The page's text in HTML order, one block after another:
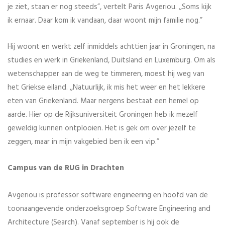
je ziet, staan er nog steeds”, vertelt Paris Avgeriou. ,,Soms kijk
ik ernaar. Daar kom ik vandaan, daar woont mijn familie nog.”
Hij woont en werkt zelf inmiddels achttien jaar in Groningen, na
studies en werk in Griekenland, Duitsland en Luxemburg. Om als
wetenschapper aan de weg te timmeren, moest hij weg van
het Griekse eiland. ,,Natuurlijk, ik mis het weer en het lekkere
eten van Griekenland. Maar nergens bestaat een hemel op
aarde. Hier op de Rijksuniversiteit Groningen heb ik mezelf
geweldig kunnen ontplooien. Het is gek om over jezelf te
zeggen, maar in mijn vakgebied ben ik een vip.”
Campus van de RUG in Drachten
Avgeriou is professor software engineering en hoofd van de
toonaangevende onderzoeksgroep Software Engineering and
Architecture (Search). Vanaf september is hij ook de